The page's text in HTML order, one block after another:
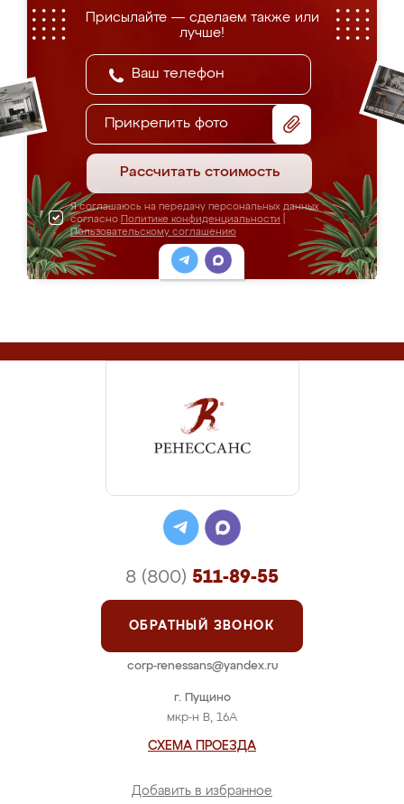
Присылайте — сделаем также или
лучше!
Прикрепить фото
Рассчитать стоимость
Я соглашаюсь на передачу персональных данных
согласно Политике конфиденциальности
Пользовательскому соглашению
г. Пущино
мкр-н В, 16А
СХЕМА ПРОЕЗДА
Добавить в избранное
8 (800) 511-89-55
ОБРАТНЫЙ ЗВОНОК
corp-renessans@yandex.ru